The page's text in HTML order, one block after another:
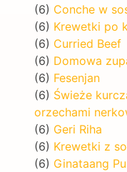
(6) Conche w
(6) Krewetki po
(6) Curried Beef
(6) Domowa
(6) Fesenjan
(6) Świeże
orzechami
(6) Geri Riha
(6) Krewetki z
(6) Ginataang